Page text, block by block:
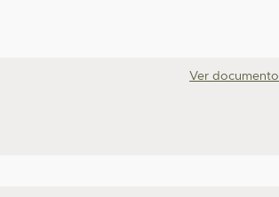
Ver documento